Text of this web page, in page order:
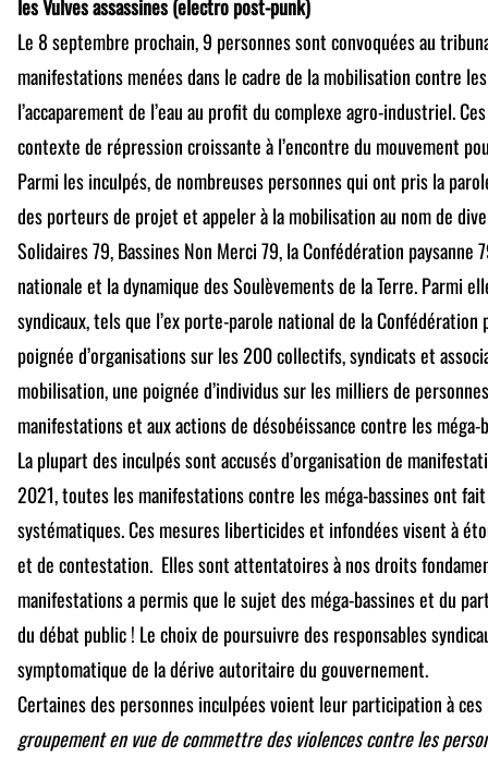
les Vulves assassines (electro post-punk)
Le 8 septembre prochain, 9 personnes sont convoquées au
manifestations menées dans le cadre de la mobilisation contre
l’accaparement de l’eau au profit du complexe agro-industriel.
contexte de répression croissante à l’encontre du mouvement
Parmi les inculpés, de nombreuses personnes qui ont pris la
des porteurs de projet et appeler à la mobilisation au nom de
Solidaires 79, Bassines Non Merci 79, la Confédération paysanne
nationale et la dynamique des Soulèvements de la Terre. Parmi
syndicaux, tels que l’ex porte-parole national de la Confédération
poignée d’organisations sur les 200 collectifs, syndicats et
mobilisation, une poignée d’individus sur les milliers de
manifestations et aux actions de désobéissance contre les méga-
La plupart des inculpés sont accusés d’organisation de
2021, toutes les manifestations contre les méga-bassines ont
systématiques. Ces mesures liberticides et infondées visent à
et de contestation. Elles sont attentatoires à nos droits
manifestations a permis que le sujet des méga-bassines et du
du débat public ! Le choix de poursuivre des responsables
symptomatique de la dérive autoritaire du gouvernement.
Certaines des personnes inculpées voient leur participation à
groupement en vue de commettre des violences contre les